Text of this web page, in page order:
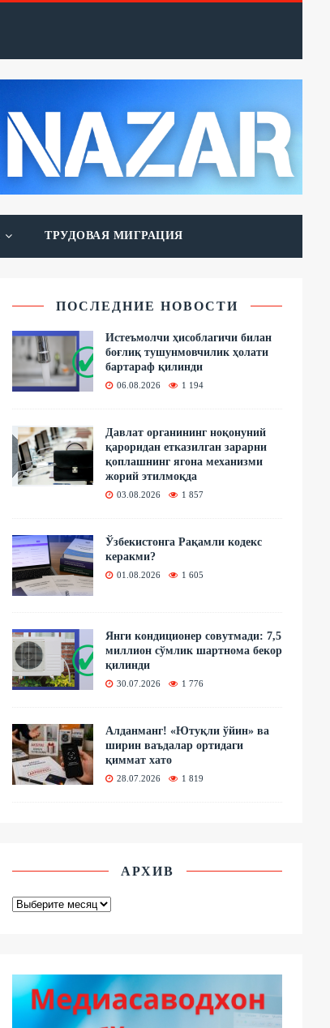
ТРУДОВАЯ МИГРАЦИЯ
ПОСЛЕДНИЕ НОВОСТИ
Истеъмолчи ҳисоблагичи билан
боғлиқ тушунмовчилик ҳолати
бартараф қилинди
06.08.2026 1 194
Давлат органининг ноқонуний
қароридан етказилган зарарни
қоплашнинг ягона механизми
жорий этилмоқда
03.08.2026 1 857
Ўзбекистонга Рақамли кодекс
керакми?
01.08.2026 1 605
Янги кондиционер совутмади: 7,5
миллион сўмлик шартнома бекор
қилинди
30.07.2026 1 776
Алданманг! «Ютуқли ўйин» ва
ширин ваъдалар ортидаги
қиммат хато
28.07.2026 1 819
АРХИВ